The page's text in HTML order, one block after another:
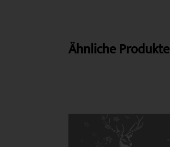
Ähnliche Produkte